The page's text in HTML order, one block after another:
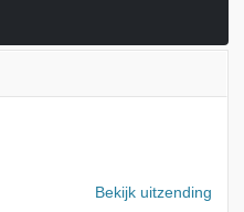
Bekijk uitzending